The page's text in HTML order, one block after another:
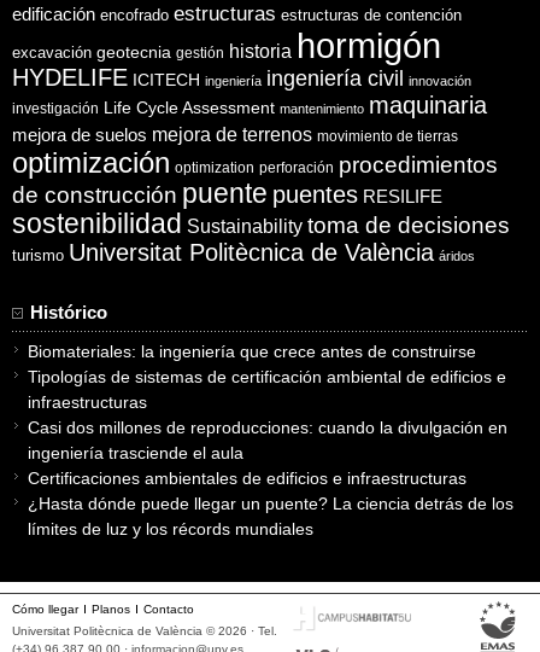
edificación encofrado estructuras estructuras de contención
excavación geotecnia gestión historia hormigón
HYDELIFE ICITECH ingeniería ingeniería civil innovación
investigación Life Cycle Assessment mantenimiento maquinaria
mejora de suelos mejora de terrenos movimiento de tierras
optimización optimization perforación procedimientos
de construcción puente puentes RESILIFE
sostenibilidad Sustainability toma de decisiones
turismo Universitat Politècnica de València áridos
Histórico
Biomateriales: la ingeniería que crece antes de construirse
Tipologías de sistemas de certificación ambiental de edificios e
infraestructuras
Casi dos millones de reproducciones: cuando la divulgación en
ingeniería trasciende el aula
Certificaciones ambientales de edificios e infraestructuras
¿Hasta dónde puede llegar un puente? La ciencia detrás de los
límites de luz y los récords mundiales
Cómo llegar Planos
Contacto
Universitat Politècnica de València © 2026 · Tel.
(+34) 96 387 90 00 · informacion@upv.es